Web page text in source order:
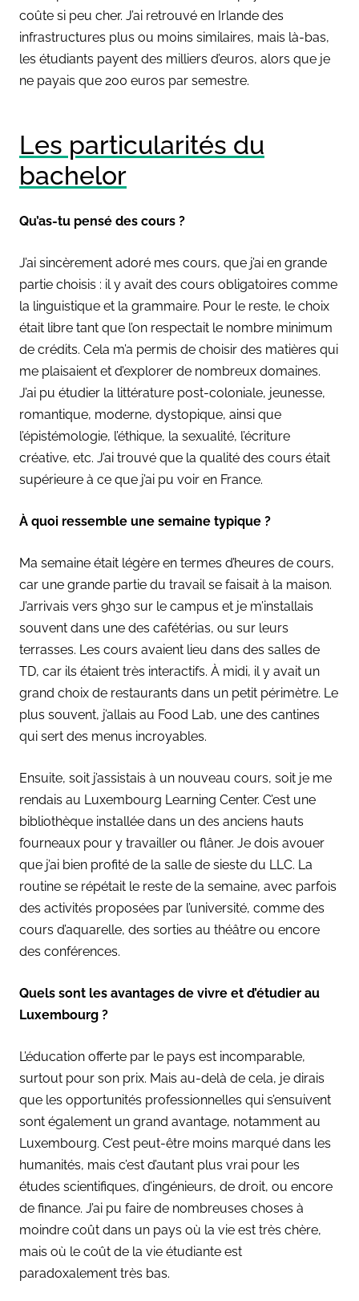
coûte si peu cher. J’ai retrouvé en Irlande des
infrastructures plus ou moins similaires, mais là-bas,
les étudiants payent des milliers d’euros, alors que je
ne payais que 200 euros par semestre.
Les particularités du
bachelor
Qu’as-tu pensé des cours ?
J’ai sincèrement adoré mes cours, que j’ai en grande
partie choisis : il y avait des cours obligatoires comme
la linguistique et la grammaire. Pour le reste, le choix
était libre tant que l’on respectait le nombre minimum
de crédits. Cela m’a permis de choisir des matières qui
me plaisaient et d’explorer de nombreux domaines.
J’ai pu étudier la littérature post-coloniale, jeunesse,
romantique, moderne, dystopique, ainsi que
l’épistémologie, l’éthique, la sexualité, l’écriture
créative, etc. J’ai trouvé que la qualité des cours était
supérieure à ce que j’ai pu voir en France.
À quoi ressemble une semaine typique ?
Ma semaine était légère en termes d’heures de cours,
car une grande partie du travail se faisait à la maison.
J’arrivais vers 9h30 sur le campus et je m’installais
souvent dans une des cafétérias, ou sur leurs
terrasses. Les cours avaient lieu dans des salles de
TD, car ils étaient très interactifs. À midi, il y avait un
grand choix de restaurants dans un petit périmètre. Le
plus souvent, j’allais au Food Lab, une des cantines
qui sert des menus incroyables.
Ensuite, soit j’assistais à un nouveau cours, soit je me
rendais au Luxembourg Learning Center. C’est une
bibliothèque installée dans un des anciens hauts
fourneaux pour y travailler ou flâner. Je dois avouer
que j’ai bien profité de la salle de sieste du LLC. La
routine se répétait le reste de la semaine, avec parfois
des activités proposées par l’université, comme des
cours d’aquarelle, des sorties au théâtre ou encore
des conférences.
Quels sont les avantages de vivre et d’étudier au
Luxembourg ?
L’éducation offerte par le pays est incomparable,
surtout pour son prix. Mais au-delà de cela, je dirais
que les opportunités professionnelles qui s’ensuivent
sont également un grand avantage, notamment au
Luxembourg. C’est peut-être moins marqué dans les
humanités, mais c’est d’autant plus vrai pour les
études scientifiques, d’ingénieurs, de droit, ou encore
de finance. J’ai pu faire de nombreuses choses à
moindre coût dans un pays où la vie est très chère,
mais où le coût de la vie étudiante est
paradoxalement très bas.